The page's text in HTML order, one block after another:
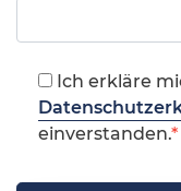
Ich erkläre
einverstanden.